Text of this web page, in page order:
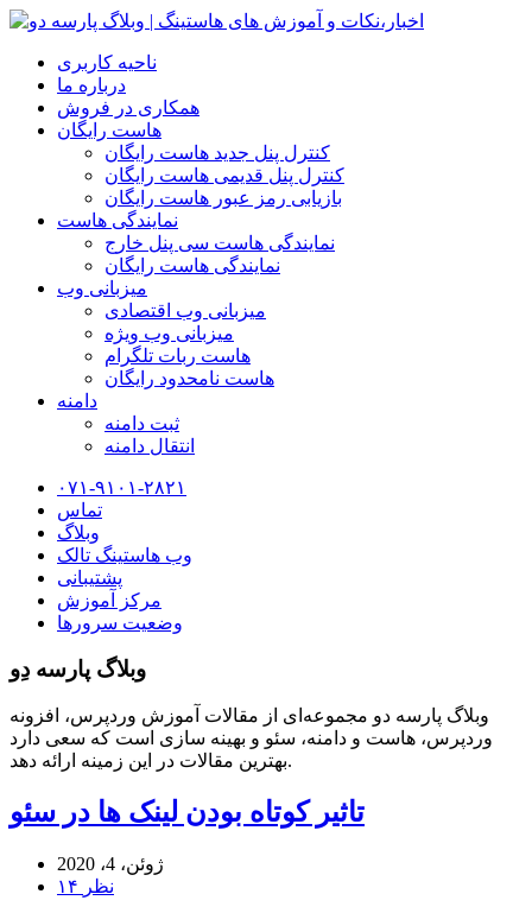
ناحیه کاربری
درباره ما
همکاری در فروش
هاست رایگان
کنترل پنل جدید هاست رایگان
کنترل پنل قدیمی هاست رایگان
بازیابی رمز عبور هاست رایگان
نمایندگی هاست
نمایندگی هاست سی پنل خارج
نمایندگی هاست رایگان
میزبانی وب
میزبانی وب اقتصادی
میزبانی وب ویژه
هاست ربات تلگرام
هاست نامحدود رایگان
دامنه
ثبت دامنه
انتقال دامنه
۰۷۱-۹۱۰۱-۲۸۲۱
تماس
وبلاگ
وب هاستینگ تالک
پشتیبانی
مرکز آموزش
وضعیت سرورها
وبلاگ پارسه دِو
وبلاگ پارسه دو مجموعه‌ای از مقالات آموزش وردپرس، افزونه
وردپرس، هاست و دامنه، سئو و بهینه سازی است که سعی دارد
بهترین مقالات در این زمینه ارائه دهد.
تاثیر کوتاه بودن لینک ها در سئو
ژوئن، 4، 2020
۱۴ نظر